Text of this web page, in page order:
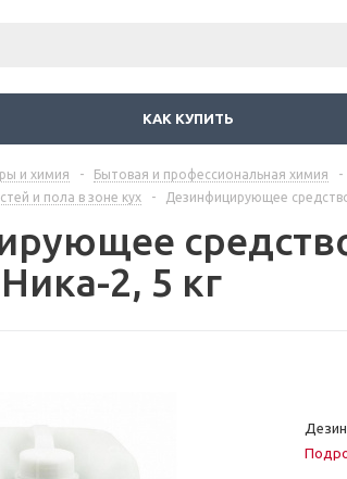
КАК КУПИТЬ
и химия - Бытовая и профессиональная химия -
и пола в зоне кух
- Дезинфицирующее
2, 5 кг